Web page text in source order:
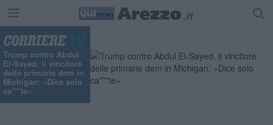
Trump contro Abdul
El-Sayed, il vincitore
delle primarie dem in
Michigan: «Dice solo
ca***te»